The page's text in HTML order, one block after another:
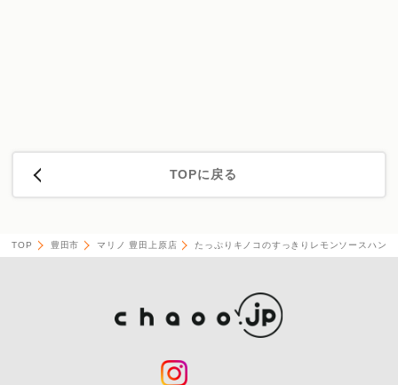
TOPに戻る
TOP 豊田市 マリノ 豊田上原店 たっぷりキノコのすっきりレモンソースハンバ